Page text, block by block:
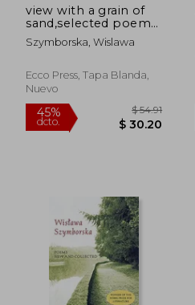
$ 23.07
view with a grain of
sand,selected poems
(en Inglés)
Szymborska, Wislawa
Ecco Press, Tapa Blanda,
Nuevo